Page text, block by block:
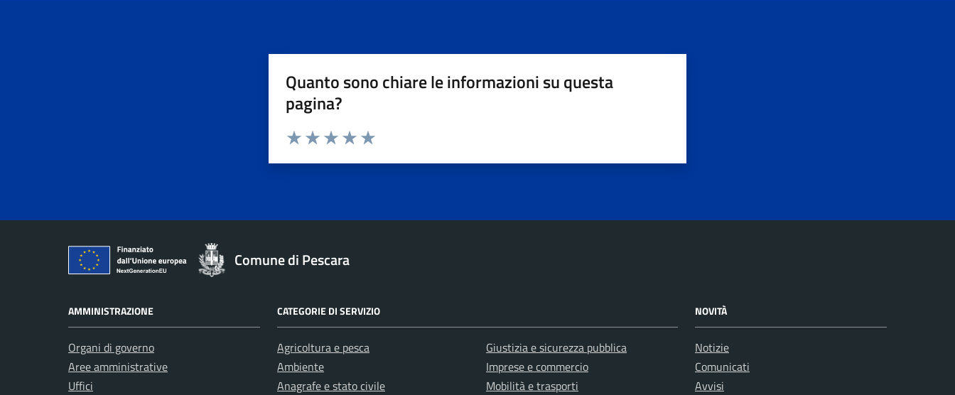
Quanto sono chiare le informazioni su questa
pagina?
Comune di Pescara
AMMINISTRAZIONE
Organi di governo
Aree amministrative
Uffici
CATEGORIE DI SERVIZIO
Agricoltura e pesca
Ambiente
Anagrafe e stato civile
Giustizia e sicurezza pubblica
Imprese e commercio
Mobilità e trasporti
NOVITÀ
Notizie
Comunicati
Avvisi